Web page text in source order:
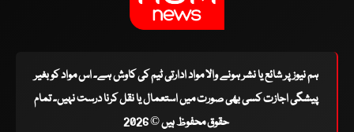
ہم نیوز پر شائع یا نشر ہونے والا مواد ادارتی ٹیم کی کاوش ہے۔ اس مواد کو بغیر
پیشگی اجازت کسی بھی صورت میں استعمال یا نقل کرنا درست نہیں۔ تمام
حقوق محفوظ ہیں © 2026